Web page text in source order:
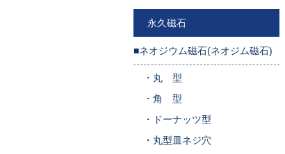
永久磁石
■ネオジウム磁石(ネオジム磁石)
・ 丸 型
・ 角 型
・
ドーナッツ型
・ 丸型皿ネジ穴